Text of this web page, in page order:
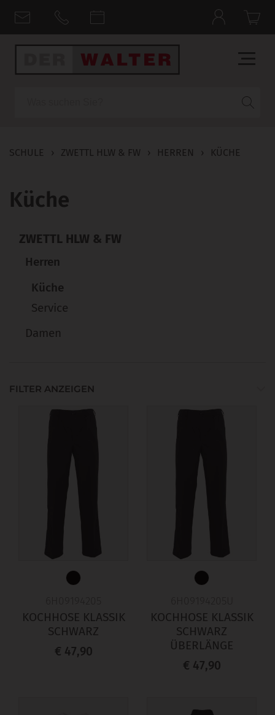
SCHULE › ZWETTL HLW & FW › HERREN › KÜCHE
Küche
ZWETTL HLW & FW
Herren
Küche
Service
Damen
FILTER ANZEIGEN
KOCHHOSE KLASSIK
SCHWARZ
€ 47,90
KOCHHOSE KLASSIK
SCHWARZ
ÜBERLÄNGE
€ 47,90